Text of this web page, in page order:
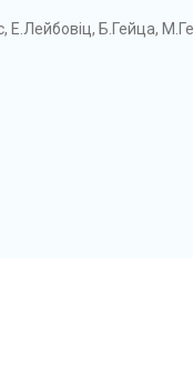
Е.Лейбовіц, Б.Гейца,